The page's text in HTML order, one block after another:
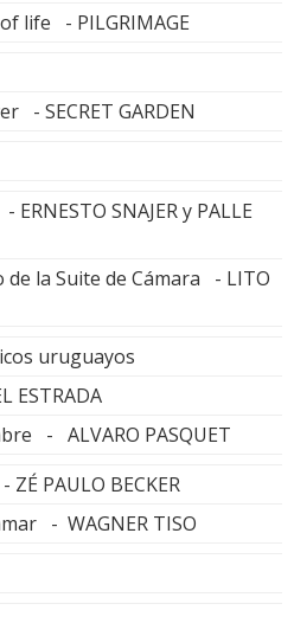
life - PILGRIMAGE
- SECRET GARDEN
SNAJER y PALLE
la Suite de Cámara - LITO
uruguayos
ESTRADA
- ALVARO PASQUET
PAULO BECKER
- WAGNER TISO